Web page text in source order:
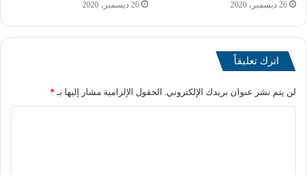
– كليتا طب الأسنان بالقاهرة وأسيوط.
26 ديسمبر، 2020 26 ديسمبر، 2020
اترك تعليقاً
لن يتم نشر عنوان بريدك الإلكتروني. الحقول الإلزامية مشار إليها بـ *